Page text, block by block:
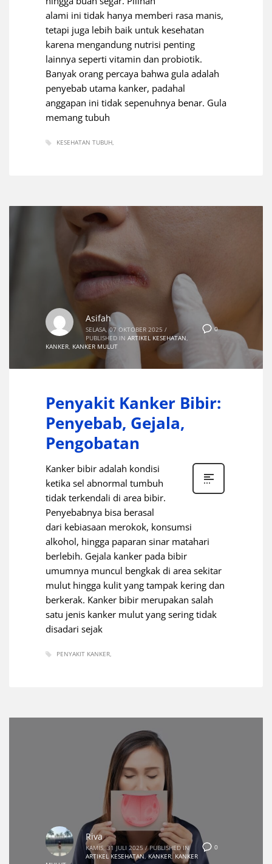
alami ini tidak hanya memberi rasa manis,
tetapi juga lebih baik untuk kesehatan
karena mengandung nutrisi penting
lainnya seperti vitamin dan probiotik.
Banyak orang percaya bahwa gula adalah
penyebab utama kanker, padahal
anggapan ini tidak sepenuhnya benar. Gula
memang tubuh
KESEHATAN TUBUH
0
Asifah
SELASA, 07 OKTOBER 2025 /
PUBLISHED IN ARTIKEL KESEHATAN,
KANKER, KANKER MULUT
Penyakit Kanker Bibir:
Penyebab, Gejala,
Pengobatan
Kanker bibir adalah kondisi
ketika sel abnormal tumbuh
tidak terkendali di area bibir.
Penyebabnya bisa berasal
dari kebiasaan merokok, konsumsi
alkohol, hingga paparan sinar matahari
berlebih. Gejala kanker pada bibir
umumnya muncul bengkak di area sekitar
mulut hingga kulit yang tampak kering dan
berkerak. Kanker bibir merupakan salah
satu jenis kanker mulut yang sering tidak
disadari sejak
PENYAKIT KANKER
0
Riva
KAMIS, 31 JULI 2025 / PUBLISHED IN
ARTIKEL KESEHATAN, KANKER,KANKER